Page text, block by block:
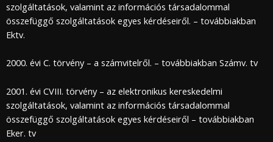
szolgáltatások, valamint az információs társadalommal
összefüggő szolgáltatások egyes kérdéseiről. – továbbiakban
Ektv.
2000. évi C. törvény – a számvitelről. – továbbiakban Számv. tv
2001. évi CVIII. törvény – az elektronikus kereskedelmi
szolgáltatások, valamint az információs társadalommal
összefüggő szolgáltatások egyes kérdéseiről – továbbiakban
Eker. tv